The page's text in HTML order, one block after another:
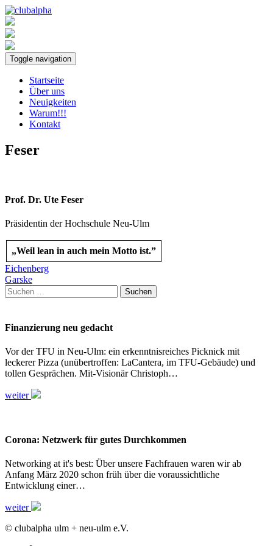
Toggle navigation
Startseite
Über uns
Neuigkeiten
Warum!!!
Kontakt
Feser
Prof. Dr. Ute Feser
Präsidentin der Hochschule Neu-Ulm
„Weil lean in auch mein Motto ist.”
Beitragsnavigation
Eichenberg
Garske
Suchen
nach:
Finanzierung neu gedacht
Vor der TFU in Neu-Ulm: ein erkenntnisreiches Picknick mit
leckerer Pizza (unübertroffen: LaCantera, im TFU-Gebäude) und
tollen Gesprächen. Mit-Visionär Christoph…
weiter
Corona: Netzwerk für gutes Durchkommen
Networking at it's best: Über unsere Fachfrauen waren wir ab
Anfang März 2020 schon früh über die voraussichtliche
Entwicklung einer…
weiter
© clubalpha ulm + neu-ulm e.V.